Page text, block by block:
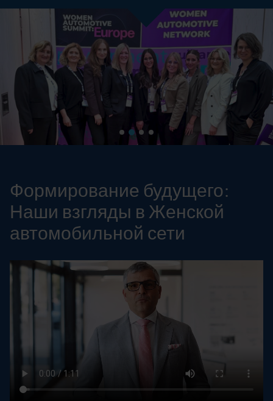
Формирование будущего:
Наши взгляды в Женской
автомобильной сети